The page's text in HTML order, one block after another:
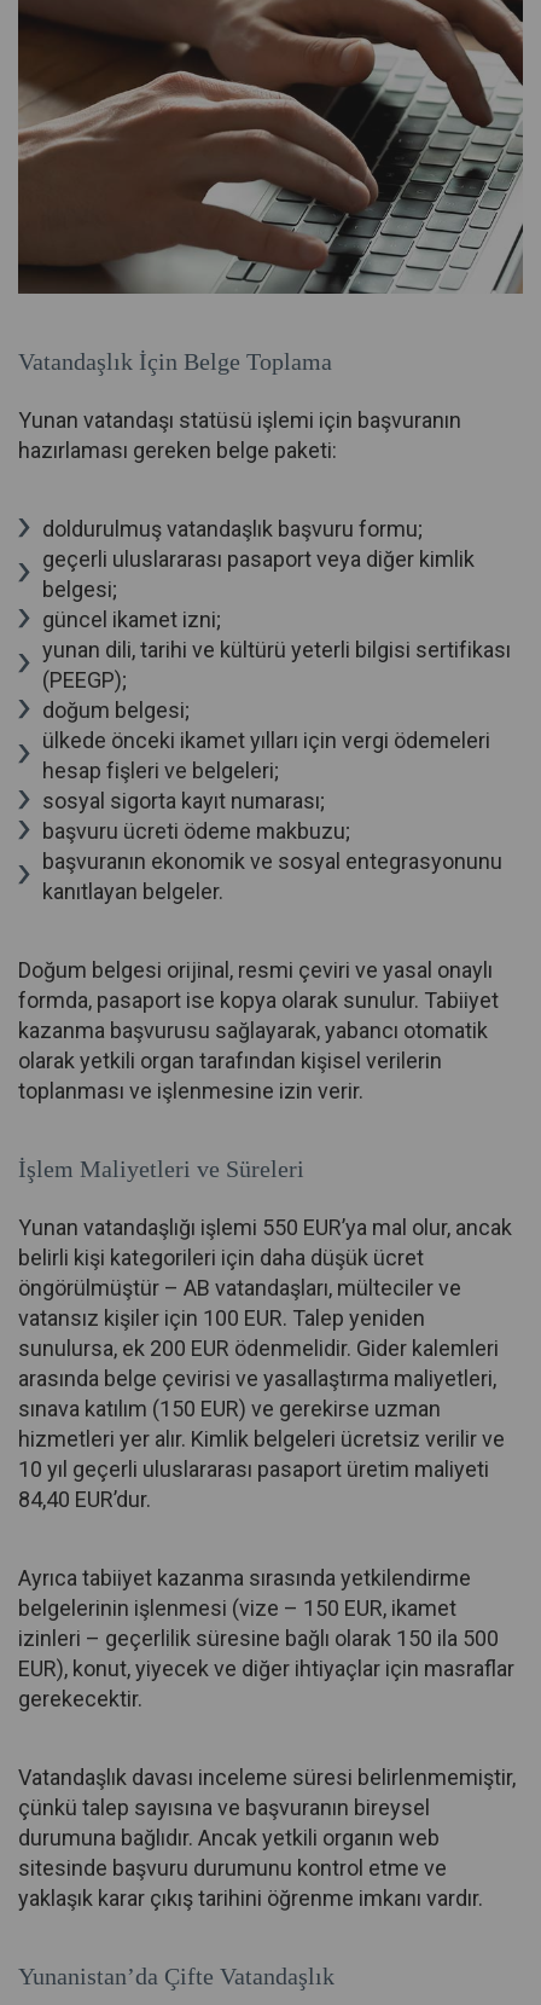
Vatandaşlık İçin Belge Toplama
Yunan vatandaşı statüsü işlemi için başvuranın
hazırlaması gereken belge paketi:
doldurulmuş vatandaşlık başvuru formu;
geçerli uluslararası pasaport veya diğer kimlik
belgesi;
güncel ikamet izni;
yunan dili, tarihi ve kültürü yeterli bilgisi sertifikası
(PEEGP);
doğum belgesi;
ülkede önceki ikamet yılları için vergi ödemeleri
hesap fişleri ve belgeleri;
sosyal sigorta kayıt numarası;
başvuru ücreti ödeme makbuzu;
başvuranın ekonomik ve sosyal entegrasyonunu
kanıtlayan belgeler.
Doğum belgesi orijinal, resmi çeviri ve yasal onaylı
formda, pasaport ise kopya olarak sunulur. Tabiiyet
kazanma başvurusu sağlayarak, yabancı otomatik
olarak yetkili organ tarafından kişisel verilerin
toplanması ve işlenmesine izin verir.
İşlem Maliyetleri ve Süreleri
Yunan vatandaşlığı işlemi 550 EUR’ya mal olur, ancak
belirli kişi kategorileri için daha düşük ücret
öngörülmüştür – AB vatandaşları, mülteciler ve
vatansız kişiler için 100 EUR. Talep yeniden
sunulursa, ek 200 EUR ödenmelidir. Gider kalemleri
arasında belge çevirisi ve yasallaştırma maliyetleri,
sınava katılım (150 EUR) ve gerekirse uzman
hizmetleri yer alır. Kimlik belgeleri ücretsiz verilir ve
10 yıl geçerli uluslararası pasaport üretim maliyeti
84,40 EUR’dur.
Ayrıca tabiiyet kazanma sırasında yetkilendirme
belgelerinin işlenmesi (vize – 150 EUR, ikamet
izinleri – geçerlilik süresine bağlı olarak 150 ila 500
EUR), konut, yiyecek ve diğer ihtiyaçlar için masraflar
gerekecektir.
Vatandaşlık davası inceleme süresi belirlenmemiştir,
çünkü talep sayısına ve başvuranın bireysel
durumuna bağlıdır. Ancak yetkili organın web
sitesinde başvuru durumunu kontrol etme ve
yaklaşık karar çıkış tarihini öğrenme imkanı vardır.
Yunanistan’da Çifte Vatandaşlık